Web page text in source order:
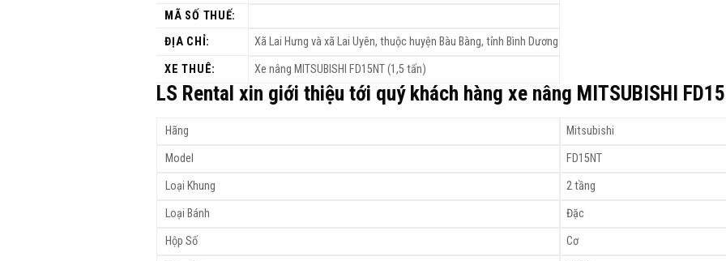
MÃ SỐ THUẾ:
ĐỊA CHỈ:
Xã Lai Hưng và xã Lai Uyên, thuộc huyện Bàu Bàng, tỉnh Bình Dương
XE THUÊ:
Xe nâng MITSUBISHI FD15NT (1,5 tấn)
LS Rental xin giới thiệu tới quý khách hàng xe nâng MITSUBISHI
Hãng
Mitsubishi
Model
FD15NT
Loại Khung
2 tầng
Loại Bánh
Đặc
Hộp Số
Cơ